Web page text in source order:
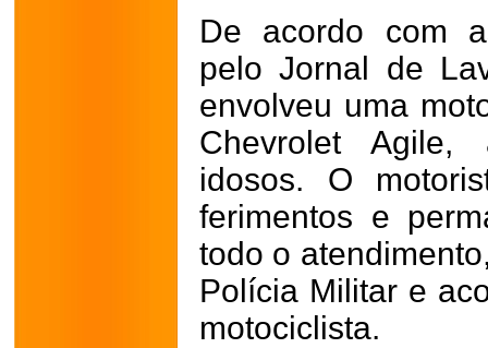
De acordo com
pelo Jornal de
envolveu uma
Chevrolet Agile,
idosos. O
ferimentos e
todo o
Polícia Militar e
motociclista.